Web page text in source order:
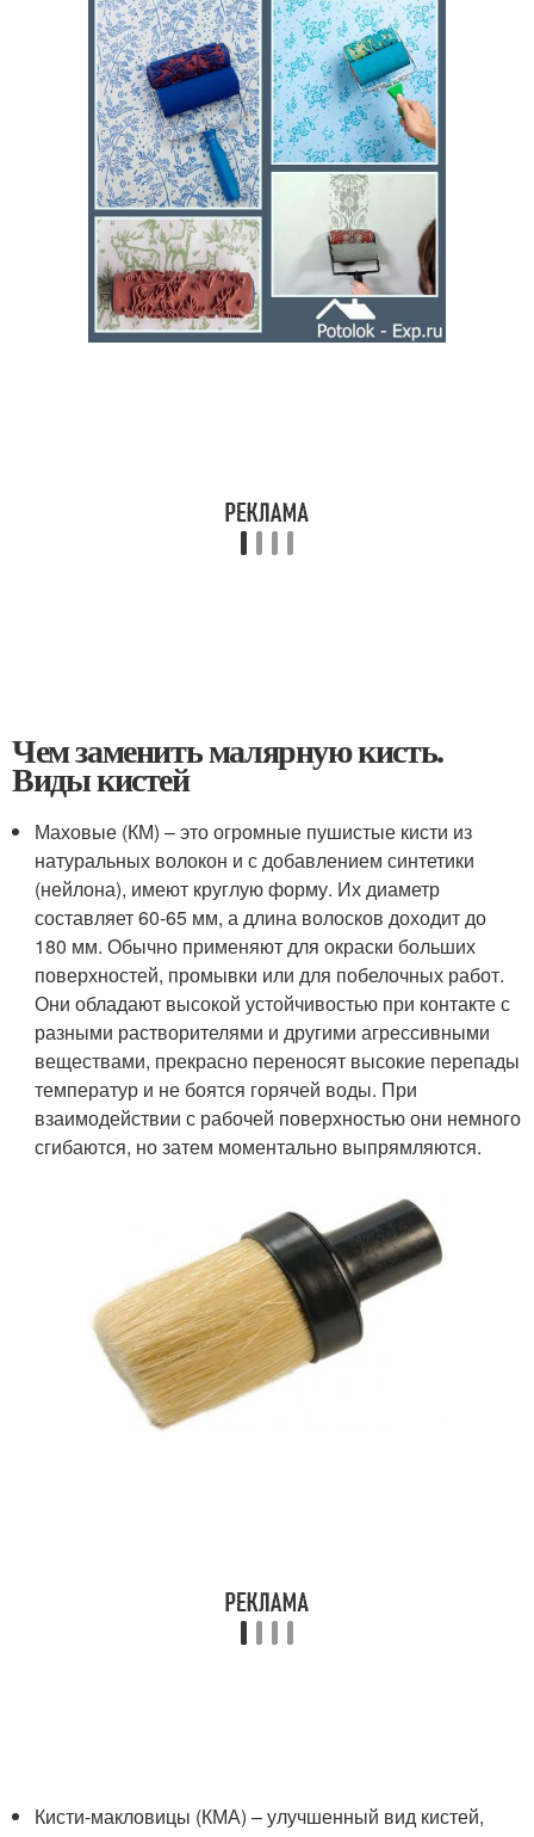
Чем заменить малярную кисть.
Виды кистей
Маховые (КМ) – это огромные пушистые кисти из
натуральных волокон и с добавлением синтетики
(нейлона), имеют круглую форму. Их диаметр
составляет 60-65 мм, а длина волосков доходит до
180 мм. Обычно применяют для окраски больших
поверхностей, промывки или для побелочных работ.
Они обладают высокой устойчивостью при контакте с
разными растворителями и другими агрессивными
веществами, прекрасно переносят высокие перепады
температур и не боятся горячей воды. При
взаимодействии с рабочей поверхностью они немного
сгибаются, но затем моментально выпрямляются.
Кисти-макловицы (КМА) – улучшенный вид кистей,